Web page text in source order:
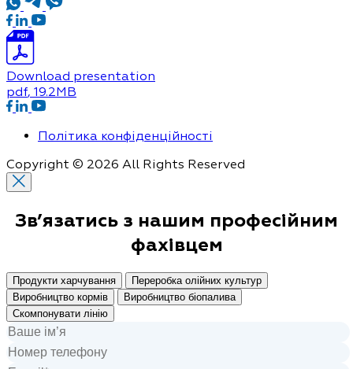
Download presentation
pdf, 19.2MB
Політика конфіденційності
Copyright © 2026 All Rights Reserved
Зв’язатись з нашим професійним
фахівцем
Продукти харчування
Переробка олійних культур
Виробництво кормів
Виробництво біопалива
Скомпонувати лінію